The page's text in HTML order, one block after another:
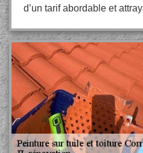
d’un tarif abordable et